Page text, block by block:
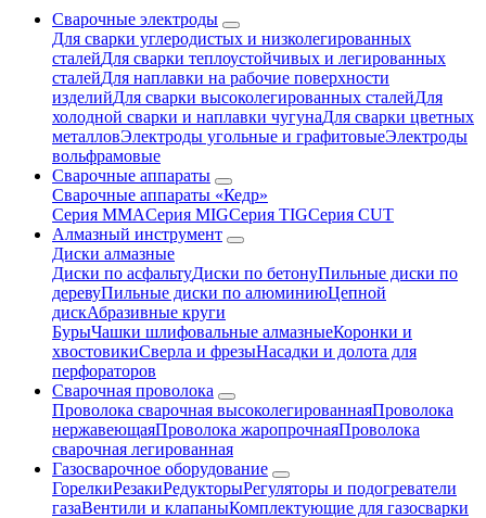
Сварочные электроды
Для сварки углеродистых и низколегированных
сталейДля сварки теплоустойчивых и легированных
сталейДля наплавки на рабочие поверхности
изделийДля сварки высоколегированных сталейДля
холодной сварки и наплавки чугунаДля сварки цветных
металловЭлектроды угольные и графитовыеЭлектроды
вольфрамовые
Сварочные аппараты
Сварочные аппараты «Кедр»
Серия MMAСерия MIGСерия TIGСерия CUT
Алмазный инструмент
Диски алмазные
Диски по асфальтуДиски по бетонуПильные диски по
деревуПильные диски по алюминиюЦепной
дискАбразивные круги
БурыЧашки шлифовальные алмазныеКоронки и
хвостовикиСверла и фрезыНасадки и долота для
перфораторов
Сварочная проволока
Проволока сварочная высоколегированнаяПроволока
нержавеющаяПроволока жаропрочнаяПроволока
сварочная легированная
Газосварочное оборудование
ГорелкиРезакиРедукторыРегуляторы и подогреватели
газаВентили и клапаныКомплектующие для газосварки